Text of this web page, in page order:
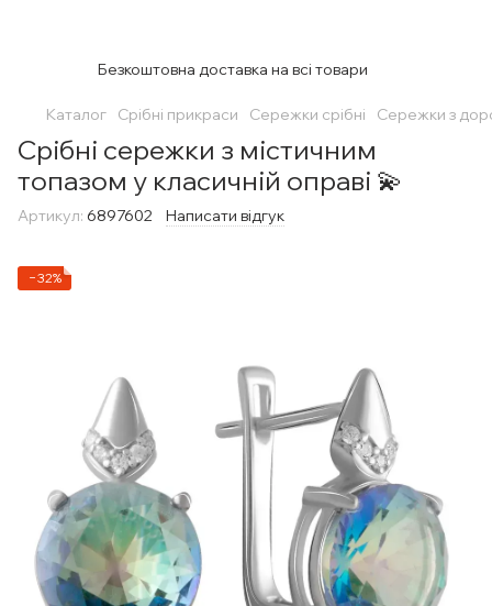
Безкоштовна доставка на всі товари
Каталог Срібні прикраси Сережки срібні Сережки з
Срібні сережки з містичним
топазом у класичній оправі 💫
Артикул: 6897602 Написати відгук
−32%